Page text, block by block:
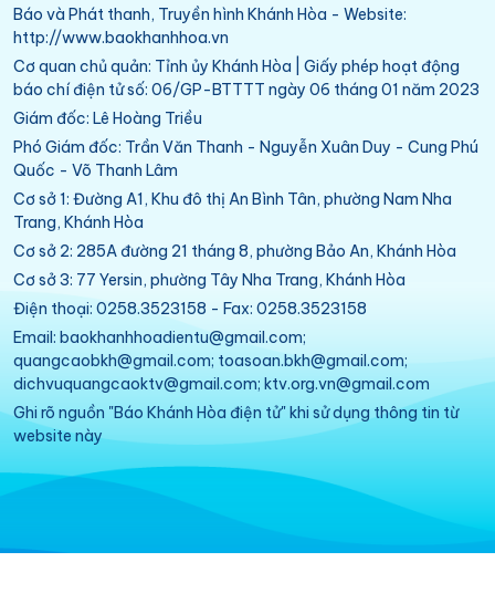
Báo và Phát thanh, Truyền hình Khánh Hòa - Website:
http://www.baokhanhhoa.vn
Cơ quan chủ quản: Tỉnh ủy Khánh Hòa | Giấy phép hoạt động
báo chí điện tử số: 06/GP-BTTTT ngày 06 tháng 01 năm 2023
Giám đốc: Lê Hoàng Triều
Phó Giám đốc: Trần Văn Thanh - Nguyễn Xuân Duy - Cung Phú
Quốc - Võ Thanh Lâm
Cơ sở 1: Đường A1, Khu đô thị An Bình Tân, phường Nam Nha
Trang, Khánh Hòa
Cơ sở 2: 285A đường 21 tháng 8, phường Bảo An, Khánh Hòa
Cơ sở 3: 77 Yersin, phường Tây Nha Trang, Khánh Hòa
Điện thoại: 0258.3523158 - Fax: 0258.3523158
Email: baokhanhhoadientu@gmail.com;
quangcaobkh@gmail.com; toasoan.bkh@gmail.com;
dichvuquangcaoktv@gmail.com; ktv.org.vn@gmail.com
Ghi rõ nguồn "Báo Khánh Hòa điện tử" khi sử dụng thông tin từ
website này